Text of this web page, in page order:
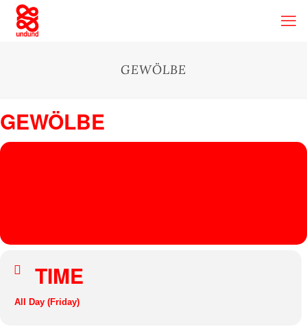
GEWÖLBE
GEWÖLBE
TIME
All Day (Friday)